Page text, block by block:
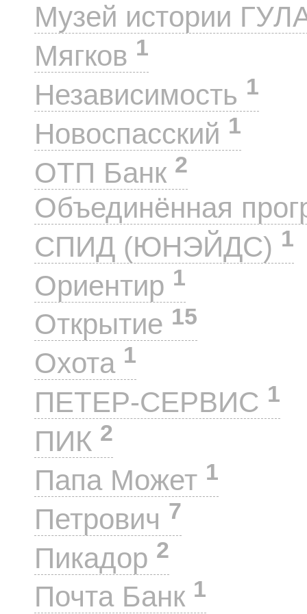
Музей истории
Мягков 1
Независимость 1
Новоспасский 1
ОТП Банк 2
Объединённая
СПИД (ЮНЭЙДС) 1
Ориентир 1
Открытие 15
Охота 1
ПЕТЕР-СЕРВИС 1
ПИК 2
Папа Может 1
Петрович 7
Пикадор 2
Почта Банк 1